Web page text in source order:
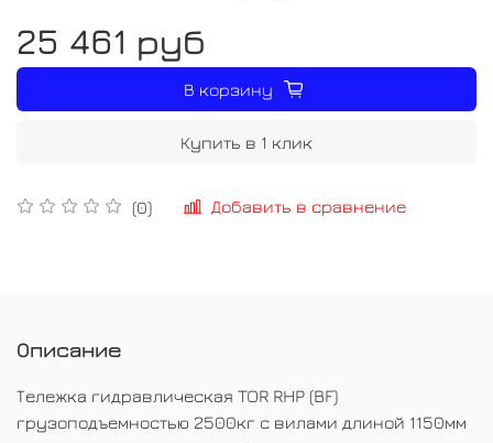
(0) Добавить в сравнение
25 461 руб
В корзину
Купить в 1 клик
Описание
Тележка гидравлическая TOR RHP (BF)
грузоподъемностью 2500кг с вилами длиной 1150мм